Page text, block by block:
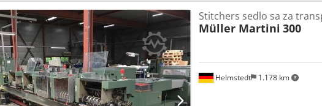
Helmstedt 1.178 km
Stitchers sedlo sa za
Müller Martini 300